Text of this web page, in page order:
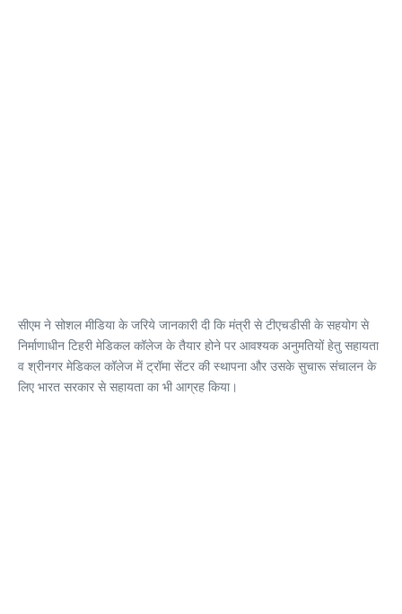
सीएम ने सोशल मीडिया के जरिये जानकारी दी कि मंत्री से टीएचडीसी के सहयोग से
निर्माणाधीन टिहरी मेडिकल कॉलेज के तैयार होने पर आवश्यक अनुमतियों हेतु सहायता
व श्रीनगर मेडिकल कॉलेज में ट्रॉमा सेंटर की स्थापना और उसके सुचारू संचालन के
लिए भारत सरकार से सहायता का भी आग्रह किया।